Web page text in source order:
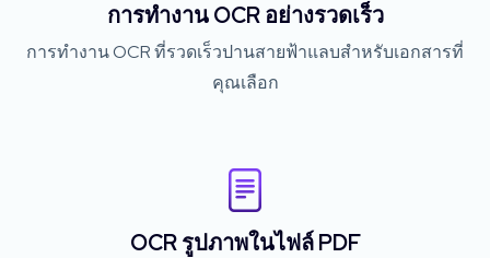
การทำงาน OCR อย่างรวดเร็ว
การทำงาน OCR ที่รวดเร็วปานสายฟ้าแลบสำหรับเอกสารที่
คุณเลือก
OCR รูปภาพในไฟล์ PDF